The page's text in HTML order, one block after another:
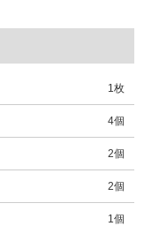
1枚
4個
2個
2個
1個